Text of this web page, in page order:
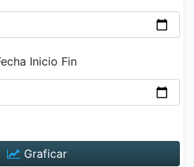
Inicio Fin
Graficar